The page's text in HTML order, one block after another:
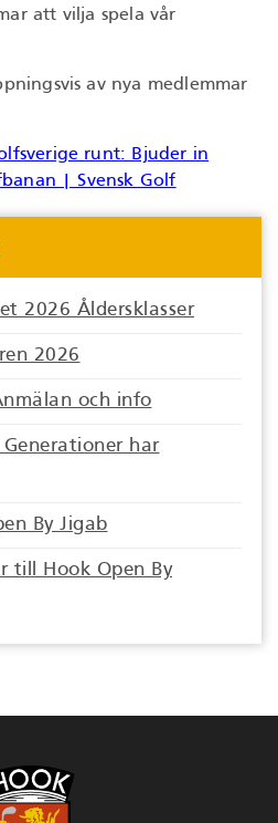
att vilja spela vår
av nya medlemmar
runt: Bjuder in
| Svensk Golf
2026 Åldersklasser
2026
och info
har
By Jigab
till Hook Open By